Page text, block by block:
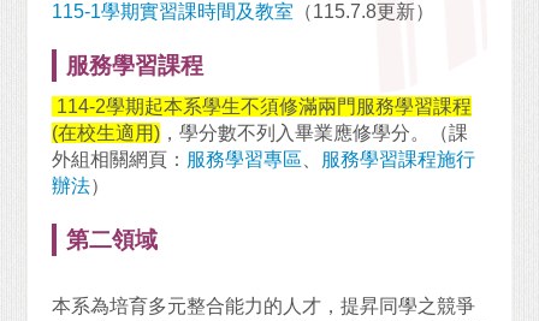
115-1學期實習課時間及教室 （115.7.8更新）
服務學習課程
114-2學期起本系學生不須修滿兩門服務學習課程
(在校生適用) ，學分數不列入畢業應修學分。（課
外組相關網頁： 服務學習專區
服務學習課程施行
辦法）
第二領域
本系為培育多元整合能力的人才，提昇同學之競爭